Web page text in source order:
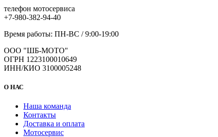
телефон мотосервиса
+7-980-382-94-40
Время работы: ПН-ВС / 9:00-19:00
ООО "ШБ-МОТО"
ОГРН 1223100010649
ИНН/КИО 3100005248
О НАС
Наша команда
Контакты
Доставка и оплата
Мотосервис